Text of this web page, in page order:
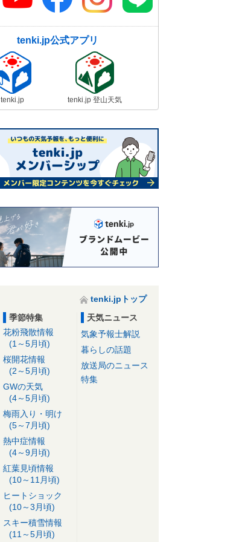
tenki.jp公式アプリ
tenki.jp tenki.jp 登山天気
tenki.jpトップ
季節特集
花粉飛散情報
(1～5月頃)
桜開花情報
(2～5月頃)
GWの天気
(4～5月頃)
梅雨入り・明け
(5～7月頃)
熱中症情報
(4～9月頃)
紅葉見頃情報
(10～11月頃)
ヒートショック
(10～3月頃)
スキー積雪情報
(11～5月頃)
天気ニュース
気象予報士解説
暮らしの話題
放送局のニュース
特集